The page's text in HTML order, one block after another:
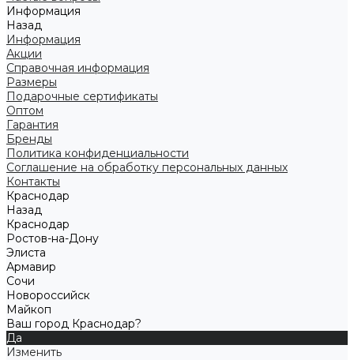
Информация
Назад
Информация
Акции
Справочная информация
Размеры
Подарочные сертификаты
Оптом
Гарантия
Бренды
Политика конфиденциальности
Соглашение на обработку персональных данных
Контакты
Краснодар
Назад
Краснодар
Ростов-на-Дону
Элиста
Армавир
Сочи
Новороссийск
Майкоп
Ваш город Краснодар?
Да
Изменить